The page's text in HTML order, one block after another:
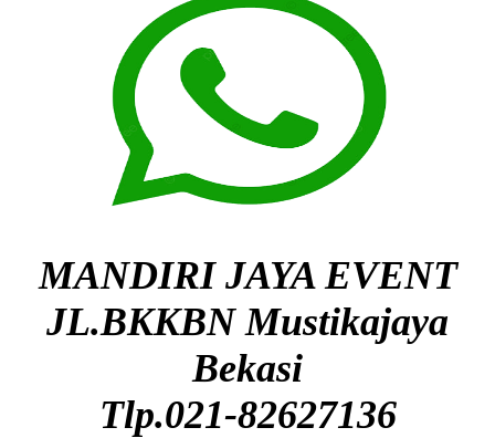
MANDIRI JAYA EVENT
JL.BKKBN Mustikajaya
Bekasi
Tlp.021-82627136